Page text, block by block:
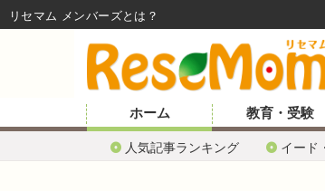
ホーム
人気記事ランキング イード
教育・受験
リセマム メンバーズ